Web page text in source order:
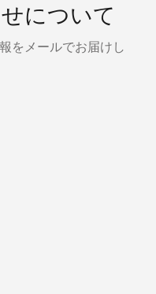
について
をメールでお届けし